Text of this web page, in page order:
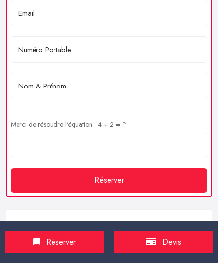
Merci de résoudre l'équation : 4 + 2 = ?
Réserver
Service client
https://proxilive.fr
Réserver Devis